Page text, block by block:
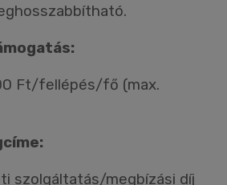
Ft/fellépés/fő (max.
szolgáltatás/megbízási díj